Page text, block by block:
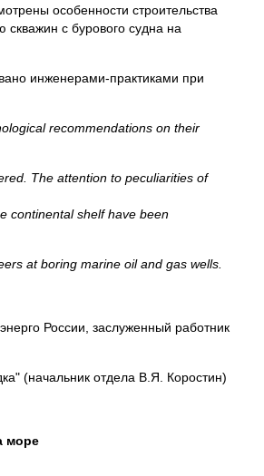
особенности строительства
с бурового судна на
инженерами-практиками при
recommendations on their
The attention to peculiarities of
continental shelf have been
at boring marine oil and gas wells.
России, заслуженный работник
(начальник отдела В.Я. Коростин)
море